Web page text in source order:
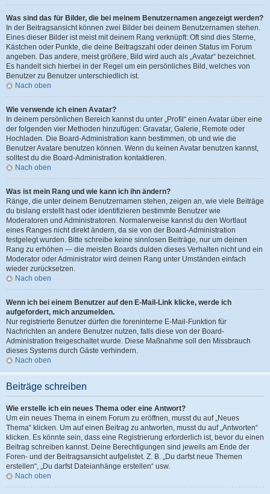
Was sind das für Bilder, die bei meinem Benutzernamen angezeigt werden?
In der Beitragsansicht können zwei Bilder bei deinem Benutzernamen stehen.
Eines dieser Bilder ist meist mit deinem Rang verknüpft: Oft sind dies Sterne,
Kästchen oder Punkte, die deine Beitragszahl oder deinen Status im Forum
angeben. Das andere, meist größere, Bild wird auch als „Avatar“ bezeichnet.
Es handelt sich hierbei in der Regel um ein persönliches Bild, welches von
Benutzer zu Benutzer unterschiedlich ist.
Nach oben
Wie verwende ich einen Avatar?
In deinem persönlichen Bereich kannst du unter „Profil“ einen Avatar über eine
der folgenden vier Methoden hinzufügen: Gravatar, Galerie, Remote oder
Hochladen. Die Board-Administration kann bestimmen, ob und wie die
Benutzer Avatare benutzen können. Wenn du keinen Avatar benutzen kannst,
solltest du die Board-Administration kontaktieren.
Nach oben
Was ist mein Rang und wie kann ich ihn ändern?
Ränge, die unter deinem Benutzernamen stehen, zeigen an, wie viele Beiträge
du bislang erstellt hast oder identifizieren bestimmte Benutzer wie
Moderatoren und Administratoren. Normalerweise kannst du den Wortlaut
eines Ranges nicht direkt ändern, da sie von der Board-Administration
festgelegt wurden. Bitte schreibe keine sinnlosen Beiträge, nur um deinen
Rang zu erhöhen — die meisten Boards dulden dieses Verhalten nicht und ein
Moderator oder Administrator wird deinen Rang unter Umständen einfach
wieder zurücksetzen.
Nach oben
Wenn ich bei einem Benutzer auf den E-Mail-Link klicke, werde ich
aufgefordert, mich anzumelden.
Nur registrierte Benutzer dürfen die foreninterne E-Mail-Funktion für
Nachrichten an andere Benutzer nutzen, falls diese von der Board-
Administration freigeschaltet wurde. Diese Maßnahme soll den Missbrauch
dieses Systems durch Gäste verhindern.
Nach oben
Beiträge schreiben
Wie erstelle ich ein neues Thema oder eine Antwort?
Um ein neues Thema in einem Forum zu eröffnen, musst du auf „Neues
Thema“ klicken. Um auf einen Beitrag zu antworten, musst du auf „Antworten“
klicken. Es könnte sein, dass eine Registrierung erforderlich ist, bevor du einen
Beitrag schreiben kannst. Deine Berechtigungen sind jeweils am Ende der
Foren- und der Beitragsansicht aufgelistet. Z. B. „Du darfst neue Themen
erstellen“, „Du darfst Dateianhänge erstellen“ usw.
Nach oben